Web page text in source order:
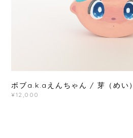
ボブa.k.aえんちゃん / 芽（めい）
¥12,000